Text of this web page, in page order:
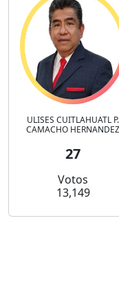
ULISES CUITLAHUATL P.
CAMACHO HERNANDEZ
27
Votos
13,149